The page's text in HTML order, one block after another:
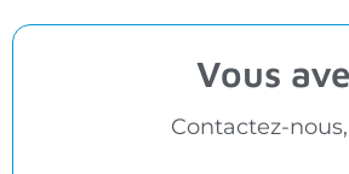
Vous
Contactez-